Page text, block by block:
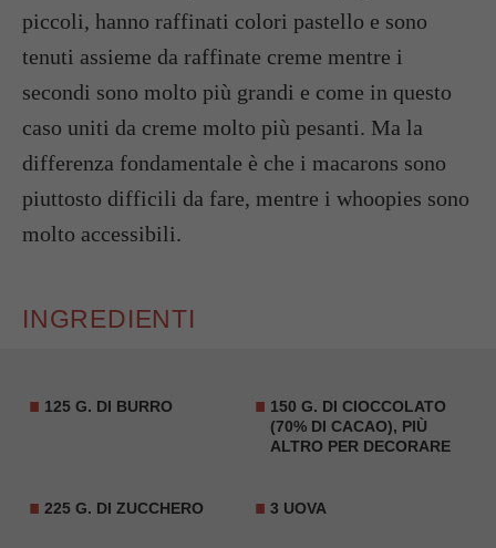
piccoli, hanno raffinati colori pastello e sono
tenuti assieme da raffinate creme mentre i
secondi sono molto più grandi e come in questo
caso uniti da creme molto più pesanti. Ma la
differenza fondamentale è che i macarons sono
piuttosto difficili da fare, mentre i whoopies sono
molto accessibili.
INGREDIENTI
125 G. DI BURRO
150 G. DI CIOCCOLATO
(70% DI CACAO), PIÙ
ALTRO PER DECORARE
225 G. DI ZUCCHERO 3 UOVA